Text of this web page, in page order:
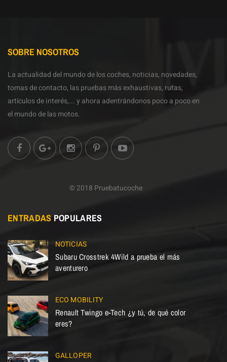
SOBRE NOSOTROS
La actualidad del mundo de los coches, noticias, novedades,
tomas de contacto, las pruebas más exhaustivas, rutas,
artículos de interés,... y ahora adentrándonos poco a poco en
el mundo de las motos.
© 2018 Pruebatucoche
ENTRADAS POPULARES
NOTICIAS
Subaru Crosstrek 4Wild a prueba el más
aventurero
ECO MOBILITY
Renault Twingo e-Tech ¿y tú, de qué color
eres?
GALLOPER